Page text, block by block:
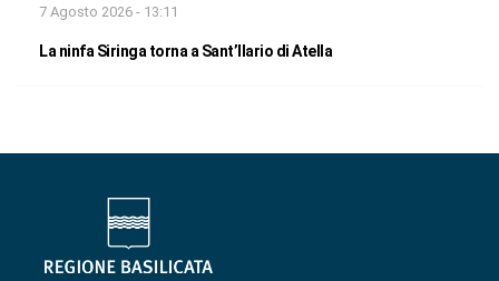
7 Agosto 2026 - 13:11
La ninfa Siringa torna a Sant’Ilario di Atella